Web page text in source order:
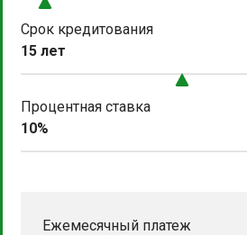
Срок кредитования
15 лет
Процентная ставка
10%
Ежемесячный платеж